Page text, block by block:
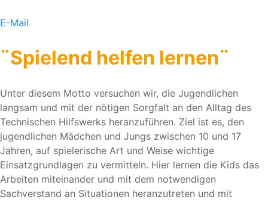
E-Mail
¨Spielend helfen lernen¨
Unter diesem Motto versuchen wir, die Jugendlichen
langsam und mit der nötigen Sorgfalt an den Alltag des
Technischen Hilfswerks heranzuführen. Ziel ist es, den
jugendlichen Mädchen und Jungs zwischen 10 und 17
Jahren, auf spielerische Art und Weise wichtige
Einsatzgrundlagen zu vermitteln. Hier lernen die Kids das
Arbeiten miteinander und mit dem notwendigen
Sachverstand an Situationen heranzutreten und mit